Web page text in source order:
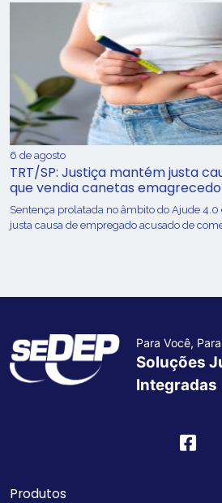
6 de agosto
TRT/SP: Justiça mantém justa
que vendia canetas
Sentença prolatada no âmbito do Ajude
justa causa de empregado acusado de
Para Você,
Soluções
Integradas
Produtos